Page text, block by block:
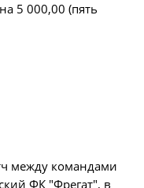
5 000,00 (пять
между командами
ФК "Фрегат", в